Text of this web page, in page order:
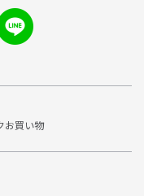
お買い物